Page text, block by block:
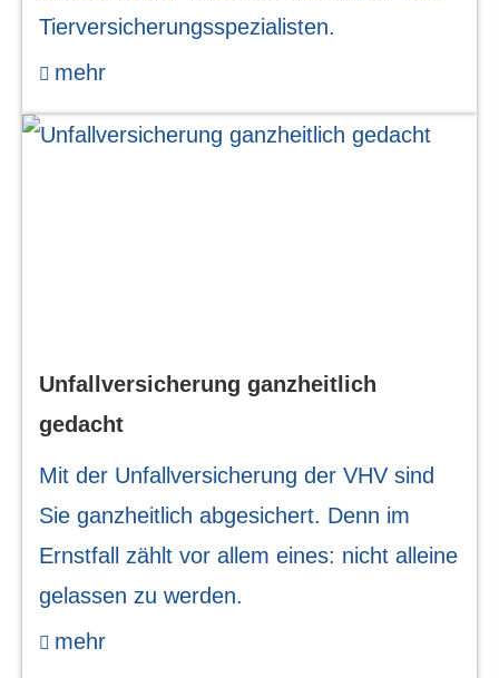
Tierversicherungsspezialisten.
mehr
Unfall­ver­si­che­rung ganzheitlich
gedacht
Mit der Unfall­ver­si­che­rung der VHV sind
Sie ganzheitlich abgesichert. Denn im
Ernstfall zählt vor allem eines: nicht alleine
gelassen zu werden.
mehr